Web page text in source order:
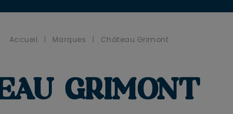
Accueil Marques Château Grimont
GRIMONT